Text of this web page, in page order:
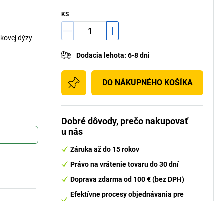
dýzy
KS
Dodacia lehota: 6-8 dni
DO NÁKUPNÉHO KOŠÍKA
Dobré dôvody, prečo nakupovať
u nás
Záruka až do 15 rokov
Právo na vrátenie tovaru do 30 dní
Doprava zdarma od 100 € (bez DPH)
Efektívne procesy objednávania pre